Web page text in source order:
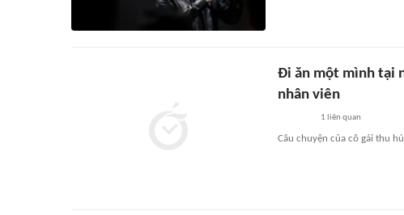
Đi ăn một mình tại
nhân viên
1 liên quan
Câu chuyện của cô gái thu